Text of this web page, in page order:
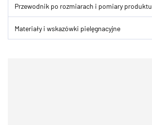
Przewodnik po rozmiarach i pomiary produktu
Materiały i wskazówki pielęgnacyjne